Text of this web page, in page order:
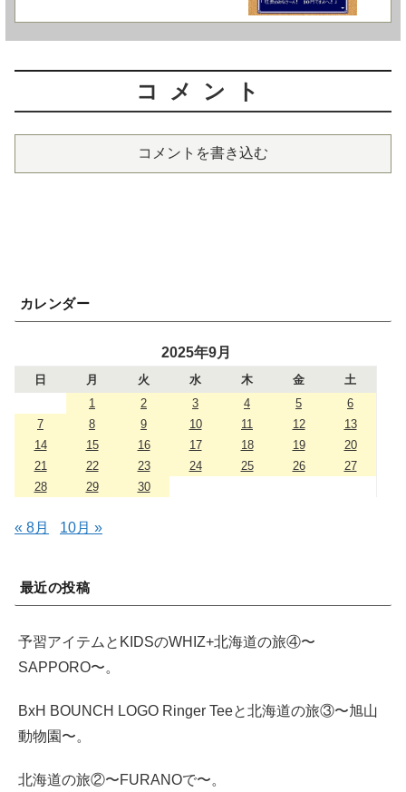
コメント
コメントを書き込む
カレンダー
2025年9月
日 月 火 水 木 金
土
1
2 3 4 5
6
7
8 9 10 11 12
13
14
15 16 17 18 19
20
21
22 23 24 25 26
27
28
29 30
« 8月 10月 »
最近の投稿
予習アイテムとKIDSのWHIZ+北海道の旅④〜
SAPPORO〜。
BxH BOUNCH LOGO Ringer Teeと北海道の旅③〜旭山
動物園〜。
北海道の旅②〜FURANOで〜。